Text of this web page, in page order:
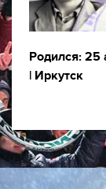
Родился: 25
| Иркутск